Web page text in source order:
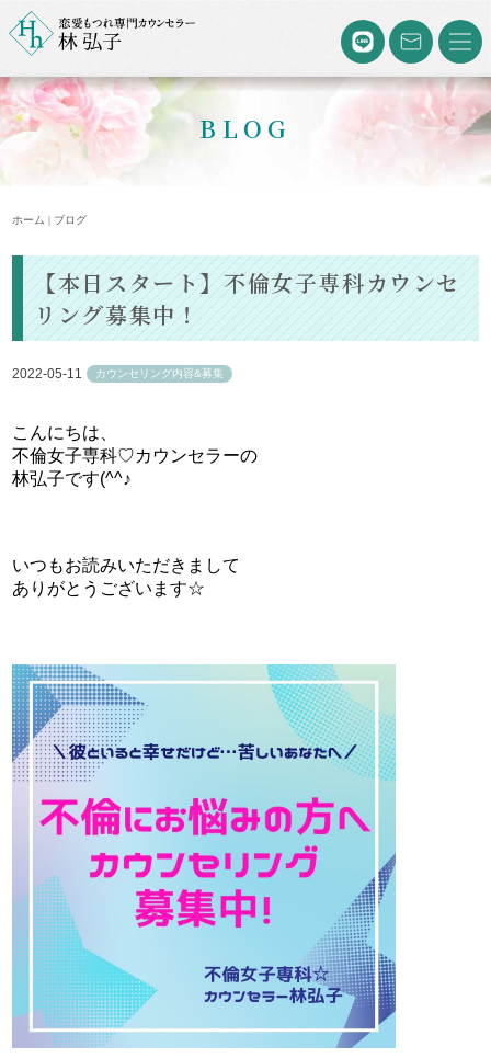
BLOG
ホーム | ブログ
【本日スタート】不倫女子専科カウンセ
リング募集中！
2022-05-11 カウンセリング内容&募集
こんにちは、
不倫女子専科♡カウンセラーの
林弘子です(^^♪
いつもお読みいただきまして
ありがとうございます☆